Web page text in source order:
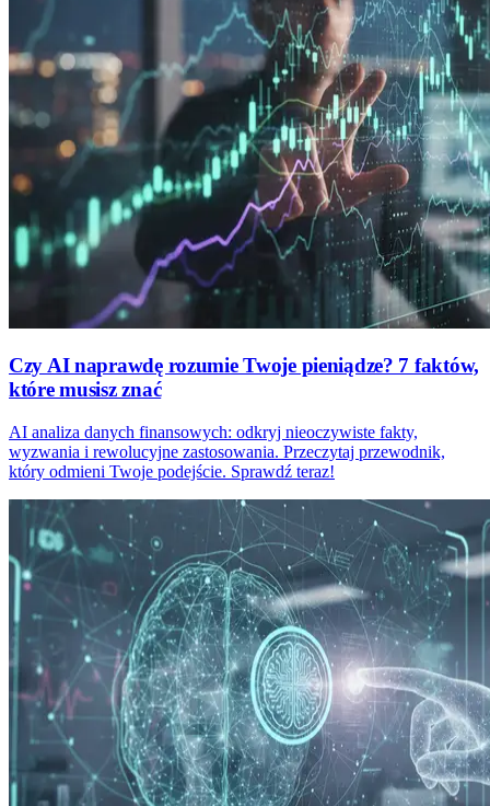
Czy AI naprawdę rozumie Twoje pieniądze? 7 faktów,
które musisz znać
AI analiza danych finansowych: odkryj nieoczywiste fakty,
wyzwania i rewolucyjne zastosowania. Przeczytaj przewodnik,
który odmieni Twoje podejście. Sprawdź teraz!